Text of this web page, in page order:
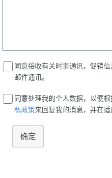
同意接收有关时事通讯，促销
邮件通讯。
同意处理我的个人数据，以便
私政策来回复我的消息，并在适
确定